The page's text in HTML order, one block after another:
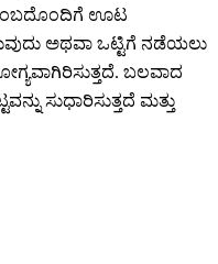
ಊಟ
ಅಥವಾ ಒಟ್ಟಿಗೆ ನಡೆಯಲು
ಬಲವಾದ
ಸುಧಾರಿಸುತ್ತದೆ ಮತ್ತು